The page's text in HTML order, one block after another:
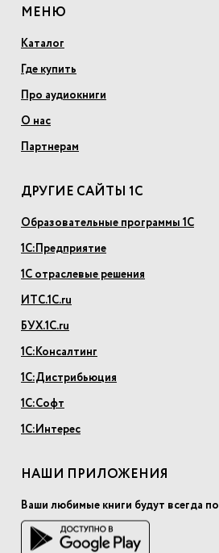
МЕНЮ
Каталог
Где купить
Про аудиокниги
О нас
Партнерам
ДРУГИЕ САЙТЫ 1С
Образовательные программы 1С
1С:Предприятие
1С отраслевые решения
ИТС.1С.ru
БУХ.1С.ru
1С:Консалтинг
1С:Дистрибьюция
1С:Софт
1С:Интерес
НАШИ ПРИЛОЖЕНИЯ
Ваши любимые книги будут всегда